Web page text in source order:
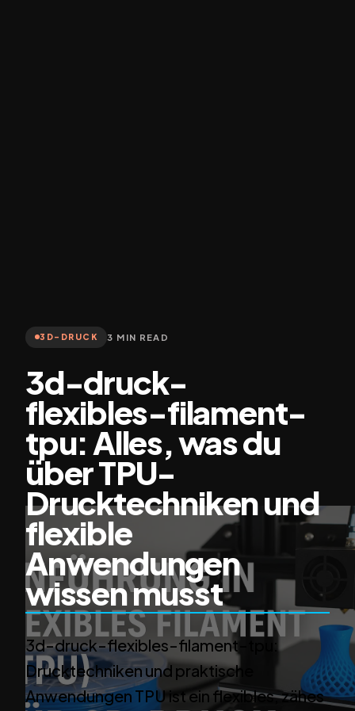
3D-DRUCK 3 MIN READ
3d-druck-
flexibles-filament-
tpu: Alles, was du
über TPU-
Drucktechniken und
flexible
Anwendungen
wissen musst
3d-druck-flexibles-filament-tpu:
Drucktechniken und praktische
Anwendungen TPU ist ein flexibles, zähes